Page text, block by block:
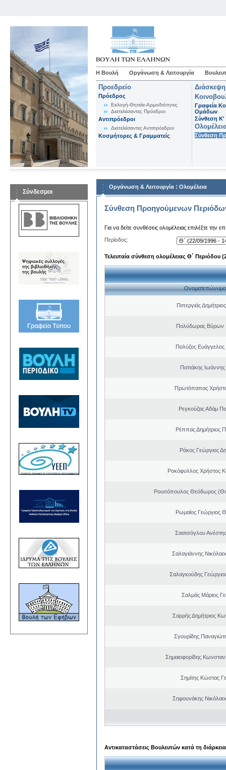
Η Βουλή Οργάνωση & Λειτουργία
Προεδρείο
Πρόεδρος
Εκλογή-Θητεία-Αρμοδιότητες
Διατελέσαντες Πρόεδροι
Αντιπρόεδροι
Διατελέσαντες Αντιπρόεδροι
Κοσμήτορες & Γραμματείς
Γραφεία
Ομάδων
Σύνθεση K'
Σύνθεση
Σύνδεσμοι
Οργάνωση & Λειτουργία : Ολομέλεια
Σύνθεση Προηγούμενων
Για να δείτε συνθέσεις ολομέλειας επιλέξτε την
Περίοδος:
Τελευταία σύνθεση ολομέλειας Θ΄ Περιόδου
Ονοματεπώνυμο
Πιπεργιάς
Πολύδωρας Βύρων
Πολύζος Ευάγγελος
Ποττάκης
Πρωτόπαπας
Ρεγκούζας Αδάμ
Ρέππας Δημήτριος
Ρόκος Γεώργιος
Ροκόφυλλος Χρήστος
Ρουσόπουλος Θεόδωρος
Ρωμαίος Γεώργιος
Σαατσόγλου
Σαλαγιάννης
Σαλαγκούδης
Σαλμάς Μάριος
Σαρρής Δημήτριος
Σγουρίδης
Σημαιοφορίδης
Σημίτης Κώστας
Σηφουνάκης
Αντικαταστάσεις Βουλευτών κατά τη